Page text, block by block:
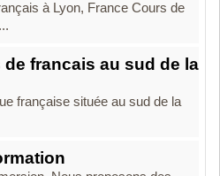
à Lyon, France Cours de
francais au sud de la
française située au sud de la